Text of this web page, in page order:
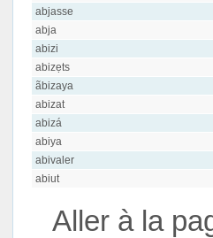
abjasse
abja
abizi
abizẹts
ãbizaya
abizat
abizá
abiya
abivaler
abiut
Aller à la